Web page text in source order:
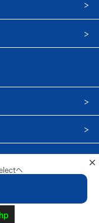
×
へ